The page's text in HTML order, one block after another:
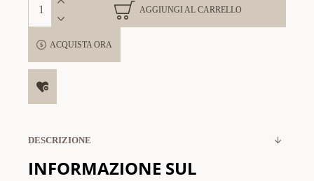
AGGIUNGI AL CARRELLO
ACQUISTA ORA
DESCRIZIONE
INFORMAZIONE SUL